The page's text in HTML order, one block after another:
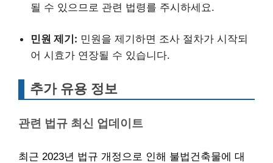
될 수 있으므로 관련 법령를 주시하세요.
민원 제기: 민원을 제기하면 조사 절차가 시작되
어 시효가 연장될 수 있습니다.
추가 유용 정보
관련 법규 최신 업데이트
최근 2023년 법규 개정으로 인해 불법건축물에 대